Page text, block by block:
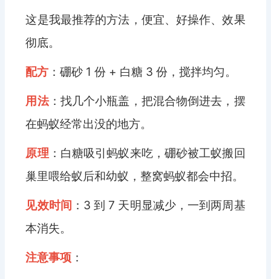
这是我最推荐的方法，便宜、好操作、效果
彻底。
配方 ：硼砂 1 份 + 白糖 3 份，搅拌均匀。
用法：找几个小瓶盖，把混合物倒进去，摆
在蚂蚁经常出没的地方。
原理 ：白糖吸引蚂蚁来吃，硼砂被工蚁搬回
巢里喂给蚁后和幼蚁，整窝蚂蚁都会中招。
见效时间 ：3 到 7 天明显减少，一到两周基
本消失。
注意事项 ：